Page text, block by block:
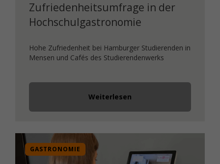
Zufriedenheitsumfrage in der
Hochschulgastronomie
Hohe Zufriedenheit bei Hamburger Studierenden in
Mensen und Cafés des Studierendenwerks
Weiterlesen
GASTRONOMIE